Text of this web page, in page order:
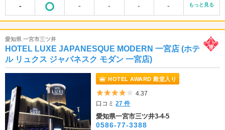
-
-
-
-
-
もっと見る
愛知県 一宮市三ツ井
HOTEL LUXE JAPANESQUE MODERN 一宮店 (ホテ
ル リュクス ジャパネスク モダン 一宮店)
HOTEL AWARD 殿堂入り
5つ星のうち4
4.37
口コミ27 件
愛知県一宮市三ツ井3-4-5
0586-77-3388